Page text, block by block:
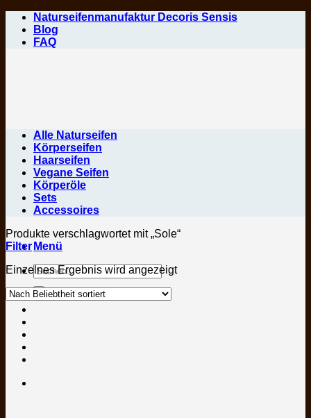
Zum
Inhalt
springen
Naturseifenmanufaktur Decoris Sensis
Blog
FAQ
Menü
Suchen
nach:
Alle Naturseifen
Körperseifen
Haarseifen
Vegane Seifen
Körperöle
Sets
Accessoires
Produkte verschlagwortet mit „Sole“
Filter
Einzelnes Ergebnis wird angezeigt